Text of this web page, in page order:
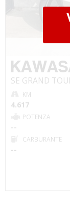
SE GRAND
KM
4.617
POTENZA
--
CARBURANTE
--